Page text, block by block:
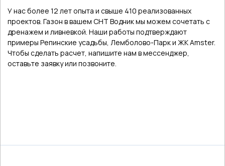
У нас более 12 лет опыта и свыше 410 реализованных
проектов. Газон в вашем СНТ Водник мы можем сочетать с
дренажем и ливневкой. Наши работы подтверждают
примеры Репинские усадьбы, Лемболово-Парк и ЖК Amster.
Чтобы сделать расчет, напишите нам в мессенджер,
оставьте заявку или позвоните.